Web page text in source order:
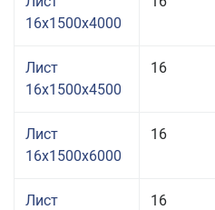
16x1500x4000
Лист
16x1500x4500
16
Лист
16x1500x6000
16
Лист
16